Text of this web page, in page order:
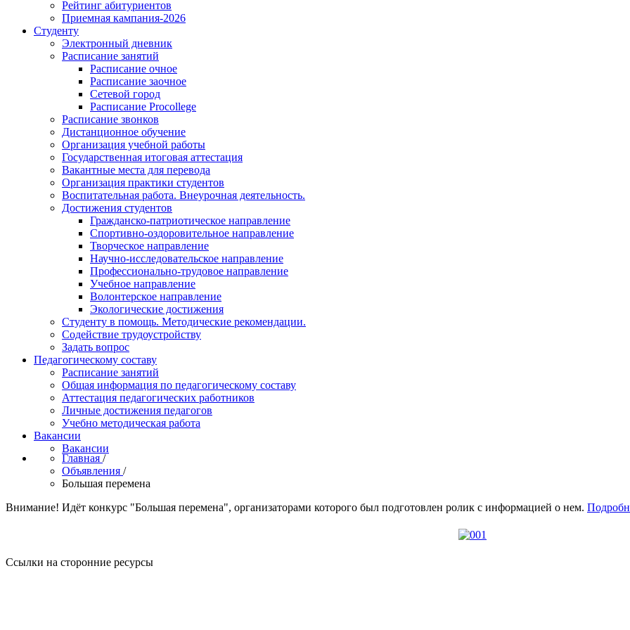
Рейтинг абитуриентов
Приемная кампания-2026
Студенту
Электронный дневник
Расписание занятий
Расписание очное
Расписание заочное
Сетевой город
Расписание Procollege
Расписание звонков
Дистанционное обучение
Организация учебной работы
Государственная итоговая аттестация
Вакантные места для перевода
Организация практики студентов
Воспитательная работа. Внеурочная деятельность.
Достижения студентов
Гражданско-патриотическое направление
Спортивно-оздоровительное направление
Творческое направление
Научно-исследовательское направление
Профессионально-трудовое направление
Учебное направление
Волонтерское направление
Экологические достижения
Студенту в помощь. Методические рекомендации.
Содействие трудоустройству
Задать вопрос
Педагогическому составу
Расписание занятий
Общая информация по педагогическому составу
Аттестация педагогических работников
Личные достижения педагогов
Учебно методическая работа
Вакансии
Вакансии
Главная /
Объявления /
Большая перемена
Внимание! Идёт конкурс "Большая перемена", организаторами которого был подготовлен ролик с информацией о нем.
Ссылки на сторонние ресурсы